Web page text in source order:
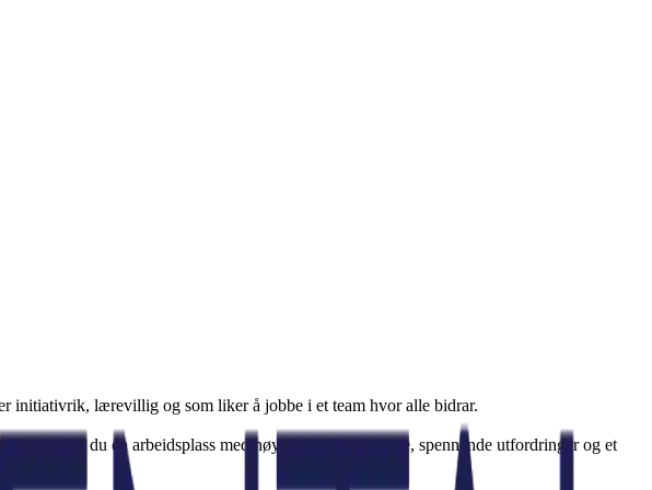
initiativrik, lærevillig og som liker å jobbe i et team hvor alle bidrar.
oss får du en arbeidsplass med høy faglig kompetanse, spennende utfordringer og et